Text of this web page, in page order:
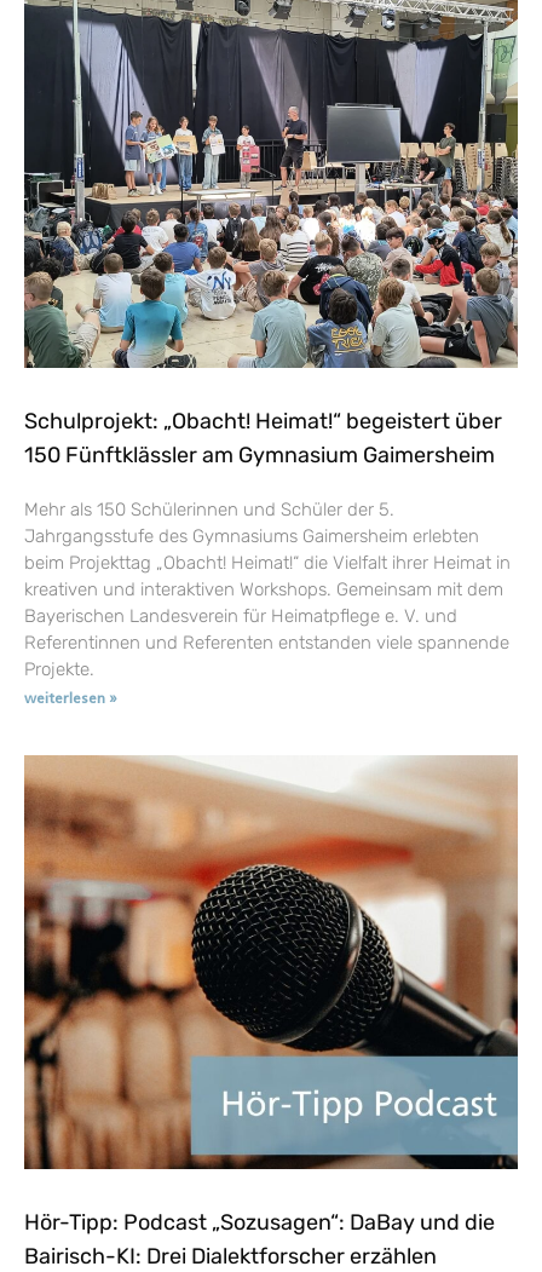
Schulprojekt: „Obacht! Heimat!“ begeistert über
150 Fünftklässler am Gymnasium Gaimersheim
Mehr als 150 Schülerinnen und Schüler der 5.
Jahrgangsstufe des Gymnasiums Gaimersheim erlebten
beim Projekttag „Obacht! Heimat!“ die Vielfalt ihrer Heimat in
kreativen und interaktiven Workshops. Gemeinsam mit dem
Bayerischen Landesverein für Heimatpflege e. V. und
Referentinnen und Referenten entstanden viele spannende
Projekte.
weiterlesen »
Hör-Tipp: Podcast „Sozusagen“: DaBay und die
Bairisch-KI: Drei Dialektforscher erzählen